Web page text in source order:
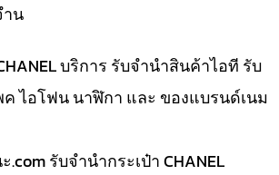
น
บริการ รับจำนำสินค้าไอที รับ
ไอโฟน นาฬิกา และ ของแบรนด์เนม
รับจำนำกระเป๋า CHANEL